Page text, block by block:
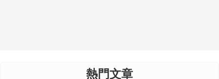
熱門文章